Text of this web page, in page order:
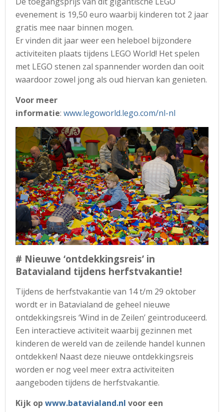
evenement is 19,50 euro waarbij kinderen tot 2 jaar
gratis mee naar binnen mogen.
Er vinden dit jaar weer een heleboel bijzondere
activiteiten plaats tijdens LEGO World! Het spelen
met LEGO stenen zal spannender worden dan ooit
waardoor zowel jong als oud hiervan kan genieten.
Voor meer
informatie: www.legoworld.lego.com/nl-nl
# Nieuwe ‘ontdekkingsreis’ in
Batavialand tijdens herfstvakantie!
Tijdens de herfstvakantie van 14 t/m 29 oktober
wordt er in Batavialand de geheel nieuwe
ontdekkingsreis ‘Wind in de Zeilen’ geïntroduceerd.
Een interactieve activiteit waarbij gezinnen met
kinderen de wereld van de zeilende handel kunnen
ontdekken! Naast deze nieuwe ontdekkingsreis
worden er nog veel meer extra activiteiten
aangeboden tijdens de herfstvakantie.
Kijk op www.batavialand.nl voor een